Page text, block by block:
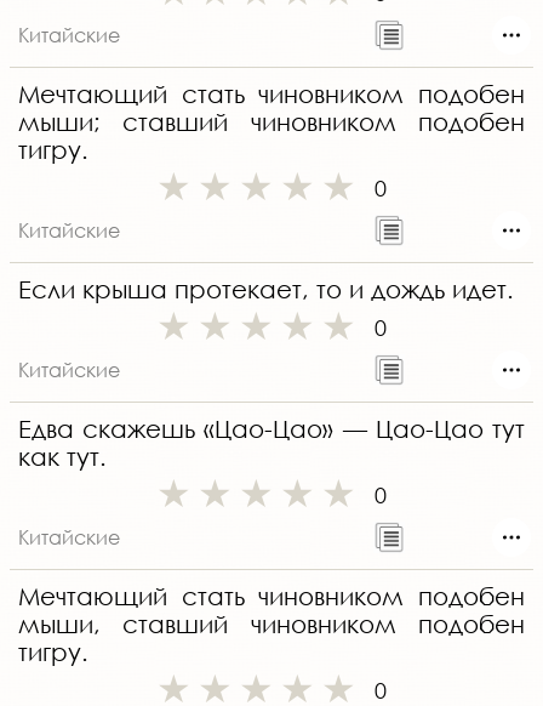
Китайские
Мечтающий стать чиновником подобен
мыши; ставший чиновником подобен
тигру.
0
Китайские
Если крыша протекает, то и дождь идет.
0
Китайские
Едва скажешь «Цао-Цао» — Цао-Цао тут
как тут.
0
Китайские
Мечтающий стать чиновником подобен
мыши, ставший чиновником подобен
тигру.
0